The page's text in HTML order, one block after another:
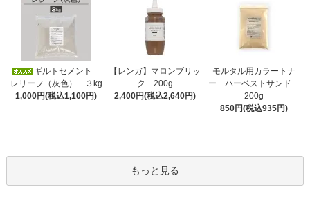
ギルトセメント
レリーフ（灰色） ３kg
1,000円(税込1,100円)
【レンガ】マロンブリッ
ク 200g
2,400円(税込2,640円)
モルタル用カラートナ
ー ハーベストサンド
200g
850円(税込935円)
もっと見る